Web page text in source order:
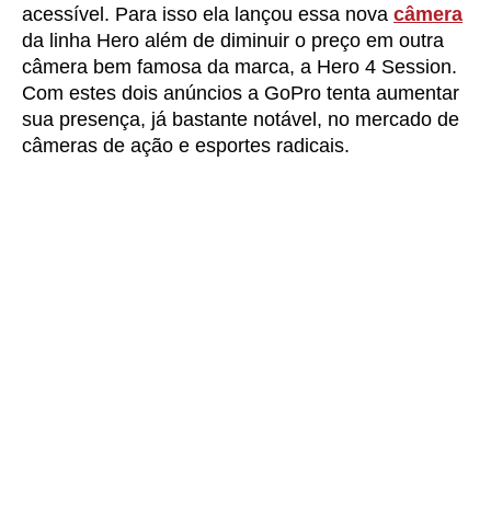
acessível. Para isso ela lançou essa nova câmera
da linha Hero além de diminuir o preço em outra
câmera bem famosa da marca, a Hero 4 Session.
Com estes dois anúncios a GoPro tenta aumentar
sua presença, já bastante notável, no mercado de
câmeras de ação e esportes radicais.